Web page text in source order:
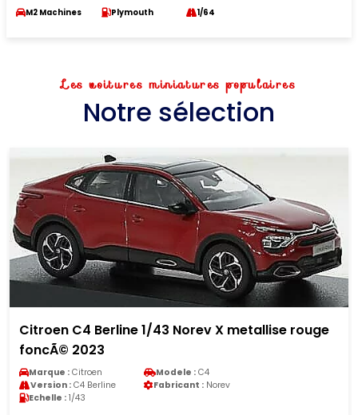
M2 Machines Plymouth 1/64
Les voitures miniatures populaires
Notre sélection
Norev X metallise rouge
Modele :C4
Fabricant :Norev
Ferrari 750 Monza 1/
Version :